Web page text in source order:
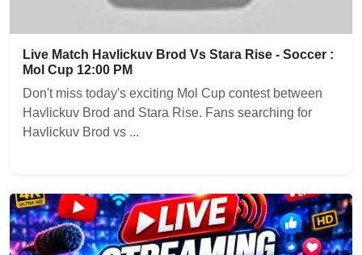
Live Match Havlickuv Brod Vs Stara Rise - Soccer :
Mol Cup 12:00 PM
Don't miss today's exciting Mol Cup contest between
Havlickuv Brod and Stara Rise. Fans searching for
Havlickuv Brod vs ...